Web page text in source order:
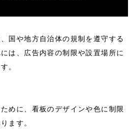
作 看板サイン工事事例 看板通販
国や地方自治体の規制を遵守する
は、広告内容の制限や設置場所に
。
めに、看板のデザインや色に制限
ます。